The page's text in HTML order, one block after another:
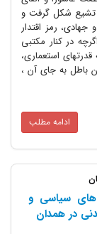
شکل گرفت و
رمز اقتدار
در کنار مکتبی
استعماری،
به جای آن ،
ادامه مطلب
سیاسی و
در همدان